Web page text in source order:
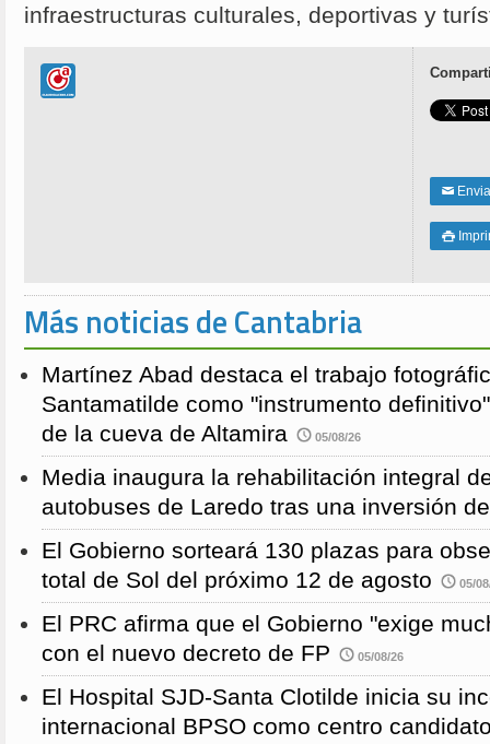
infraestructuras culturales, deportivas y
✉

Más noticias de Cantabria
Martínez Abad destaca el trabajo
Santamatilde como "instrumento
de la cueva de Altamira
05/08/26
Media inaugura la rehabilitación integral
autobuses de Laredo tras una inversión
El Gobierno sorteará 130 plazas para
total de Sol del próximo 12 de agosto
05/
El PRC afirma que el Gobierno "exige
con el nuevo decreto de FP
05/08/26
El Hospital SJD-Santa Clotilde inicia su
internacional BPSO como centro